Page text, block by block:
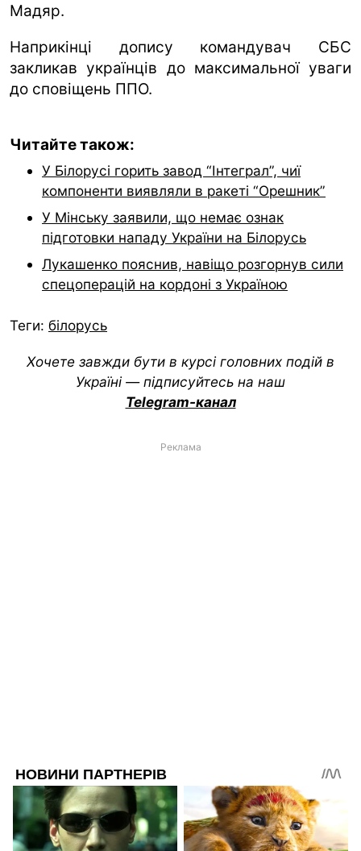
Мадяр.
Наприкінці допису командувач СБС
закликав українців до максимальної уваги
до сповіщень ППО.
Читайте також:
У Білорусі горить завод “Інтеграл”, чиї
компоненти виявляли в ракеті “Орешник”
У Мінську заявили, що немає ознак
підготовки нападу України на Білорусь
Лукашенко пояснив, навіщо розгорнув сили
спецоперацій на кордоні з Україною
Теги: білорусь
Хочете завжди бути в курсі головних подій в
Україні — підписуйтесь на наш
Telegram-канал
Реклама